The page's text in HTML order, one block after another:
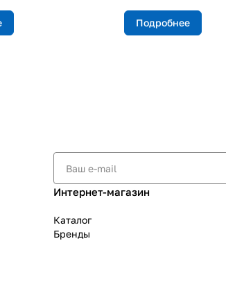
Подробнее
Интернет-магазин
Каталог
Бренды